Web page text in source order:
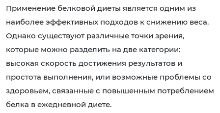
Применение белковой диеты является одним из
наиболее эффективных подходов к снижению веса.
Однако существуют различные точки зрения,
которые можно разделить на две категории:
высокая скорость достижения результатов и
простота выполнения, или возможные проблемы со
здоровьем, связанные с повышенным потреблением
белка в ежедневной диете.